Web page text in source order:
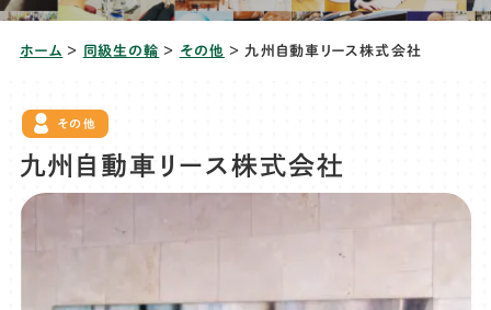
ホーム ＞ 同級生の輪 ＞ その他 ＞ 九州自動車リース株式会社
その他
九州自動車リース株式会社